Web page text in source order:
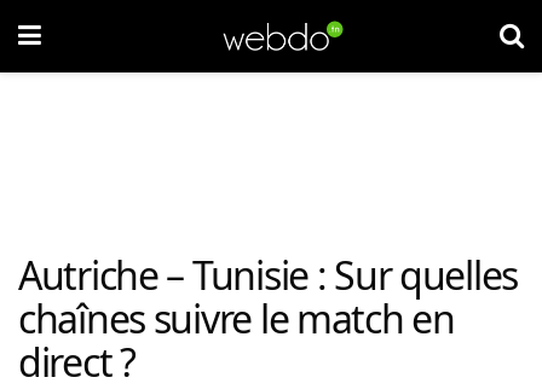
Autriche – Tunisie : Sur quelles
chaînes suivre le match en
direct ?